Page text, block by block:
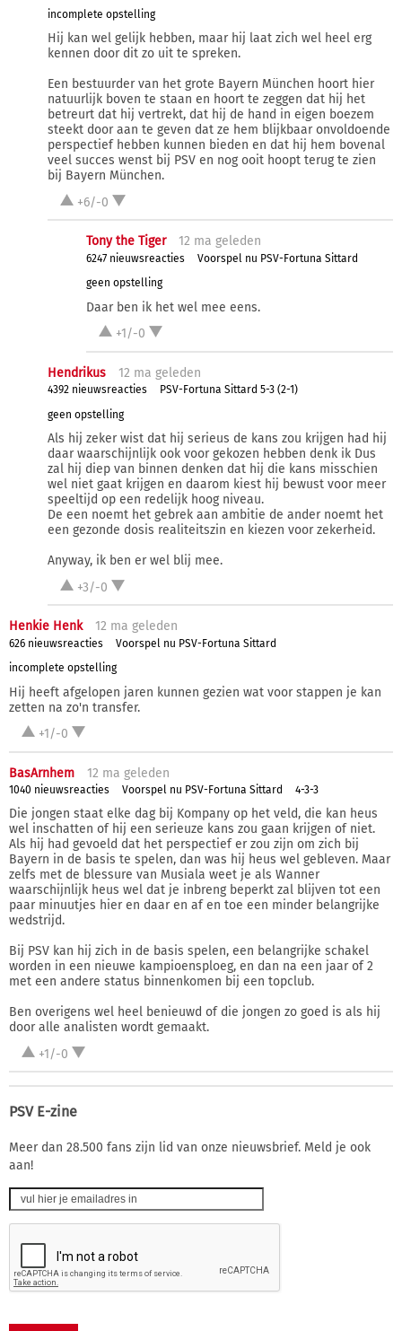
incomplete opstelling
Hij kan wel gelijk hebben, maar hij laat zich wel heel erg
kennen door dit zo uit te spreken.
Een bestuurder van het grote Bayern München hoort hier
natuurlijk boven te staan en hoort te zeggen dat hij het
betreurt dat hij vertrekt, dat hij de hand in eigen boezem
steekt door aan te geven dat ze hem blijkbaar onvoldoende
perspectief hebben kunnen bieden en dat hij hem bovenal
veel succes wenst bij PSV en nog ooit hoopt terug te zien
bij Bayern München.
+6/-0
Tony the Tiger 12 ma geleden
6247 nieuwsreacties
Voorspel nu PSV-Fortuna Sittard
geen opstelling
Daar ben ik het wel mee eens.
+1/-0
Hendrikus 12 ma geleden
4392 nieuwsreacties
PSV-Fortuna Sittard 5-3 (2-1)
geen opstelling
Als hij zeker wist dat hij serieus de kans zou krijgen had hij
daar waarschijnlijk ook voor gekozen hebben denk ik Dus
zal hij diep van binnen denken dat hij die kans misschien
wel niet gaat krijgen en daarom kiest hij bewust voor meer
speeltijd op een redelijk hoog niveau.
De een noemt het gebrek aan ambitie de ander noemt het
een gezonde dosis realiteitszin en kiezen voor zekerheid.
Anyway, ik ben er wel blij mee.
+3/-0
Henkie Henk 12 ma geleden
626 nieuwsreacties
Voorspel nu PSV-Fortuna Sittard
incomplete opstelling
Hij heeft afgelopen jaren kunnen gezien wat voor stappen je kan
zetten na zo'n transfer.
+1/-0
BasArnhem 12 ma geleden
1040 nieuwsreacties Voorspel nu PSV-Fortuna Sittard 4-3-3
Die jongen staat elke dag bij Kompany op het veld, die kan heus
wel inschatten of hij een serieuze kans zou gaan krijgen of niet.
Als hij had gevoeld dat het perspectief er zou zijn om zich bij
Bayern in de basis te spelen, dan was hij heus wel gebleven. Maar
zelfs met de blessure van Musiala weet je als Wanner
waarschijnlijk heus wel dat je inbreng beperkt zal blijven tot een
paar minuutjes hier en daar en af en toe een minder belangrijke
wedstrijd.
Bij PSV kan hij zich in de basis spelen, een belangrijke schakel
worden in een nieuwe kampioensploeg, en dan na een jaar of 2
met een andere status binnenkomen bij een topclub.
Ben overigens wel heel benieuwd of die jongen zo goed is als hij
door alle analisten wordt gemaakt.
+1/-0
PSV E-zine
Meer dan 28.500 fans zijn lid van onze nieuwsbrief. Meld je ook
aan!